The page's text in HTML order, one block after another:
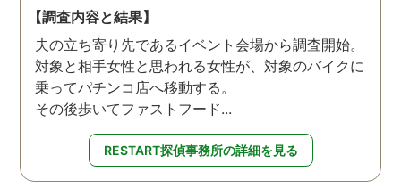
【調査内容と結果】
夫の立ち寄り先であるイベント会場から調査開始。
対象と相手女性と思われる女性が、対象のバイクに
乗ってパチンコ店へ移動する。
その後歩いてファストフード...
RESTART探偵事務所の詳細を見る